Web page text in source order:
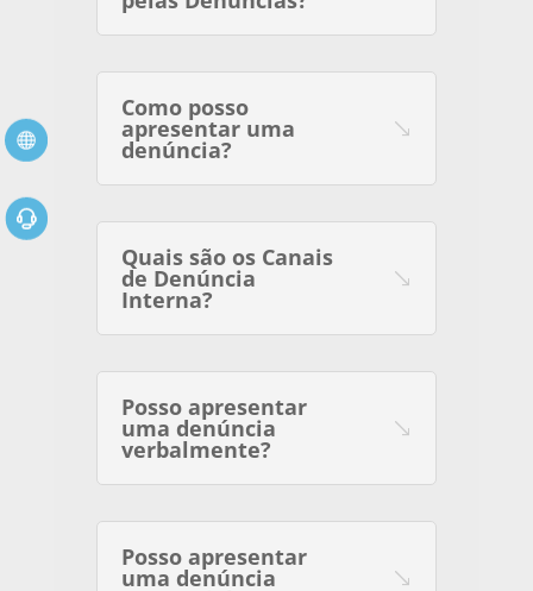
Como posso
apresentar uma
denúncia?
Quais são os Canais
de Denúncia
Interna?
Posso apresentar
uma denúncia
verbalmente?
Posso apresentar
uma denúncia